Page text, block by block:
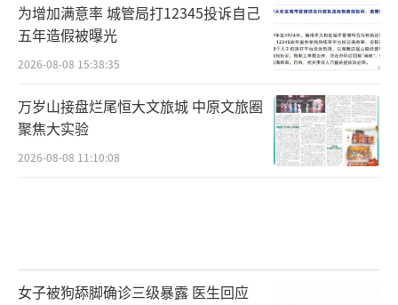
为增加满意率 城管局打12345投诉自己
五年造假被曝光
2026-08-08 15:38:35
万岁山接盘烂尾恒大文旅城 中原文旅圈
聚焦大实验
2026-08-08 11:10:08
女子被狗舔脚确诊三级暴露 医生回应